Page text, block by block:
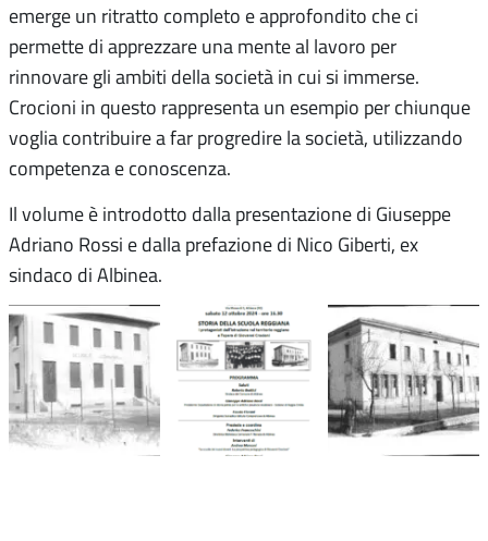
emerge un ritratto completo e approfondito che ci
permette di apprezzare una mente al lavoro per
rinnovare gli ambiti della società in cui si immerse.
Crocioni in questo rappresenta un esempio per chiunque
voglia contribuire a far progredire la società, utilizzando
competenza e conoscenza.
Il volume è introdotto dalla presentazione di Giuseppe
Adriano Rossi e dalla prefazione di Nico Giberti, ex
sindaco di Albinea.